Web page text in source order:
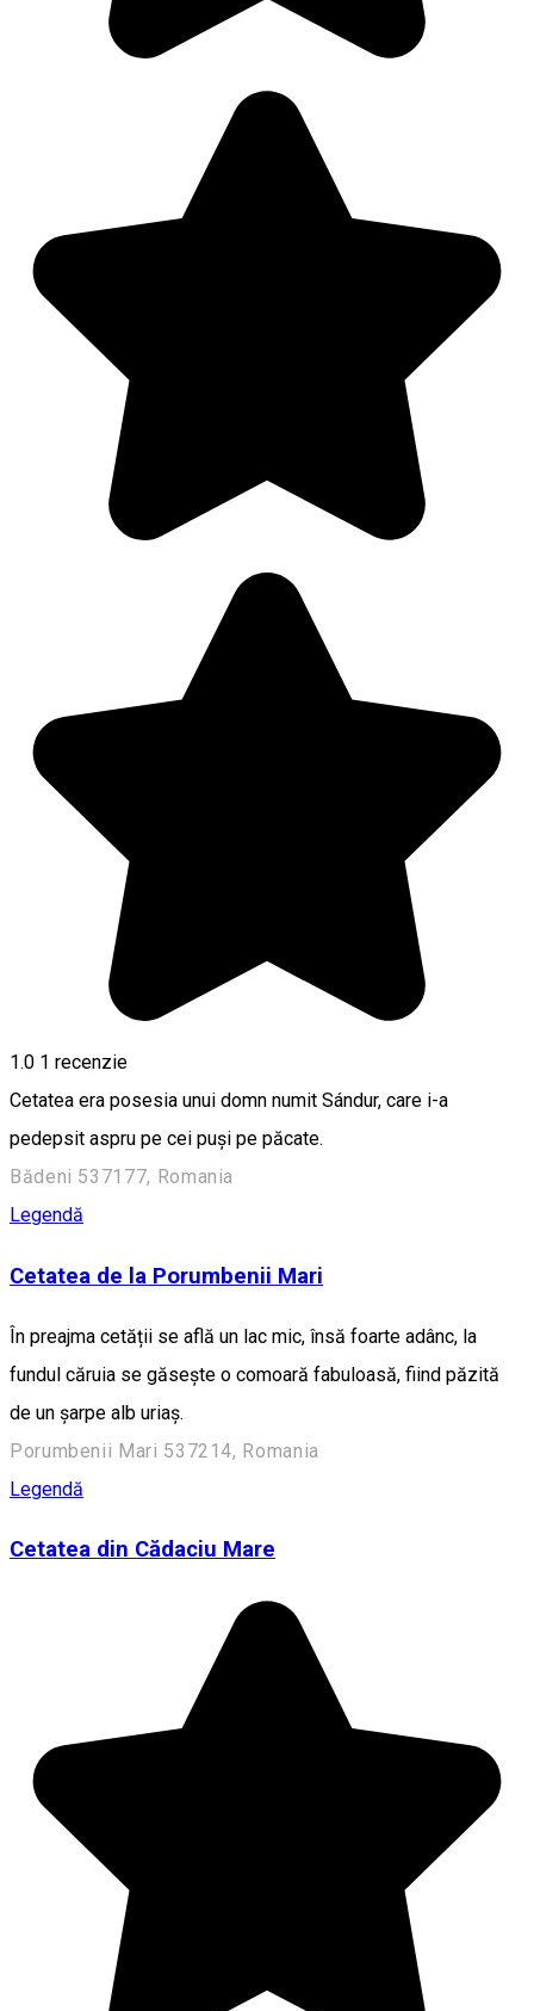
1.0 1 recenzie
Cetatea era posesia unui domn numit Sándur, care i-a
pedepsit aspru pe cei puși pe păcate.
Bădeni 537177, Romania
Legendă
Cetatea de la Porumbenii Mari
În preajma cetății se află un lac mic, însă foarte adânc, la
fundul căruia se găsește o comoară fabuloasă, fiind păzită
de un șarpe alb uriaș.
Porumbenii Mari 537214, Romania
Legendă
Cetatea din Cădaciu Mare